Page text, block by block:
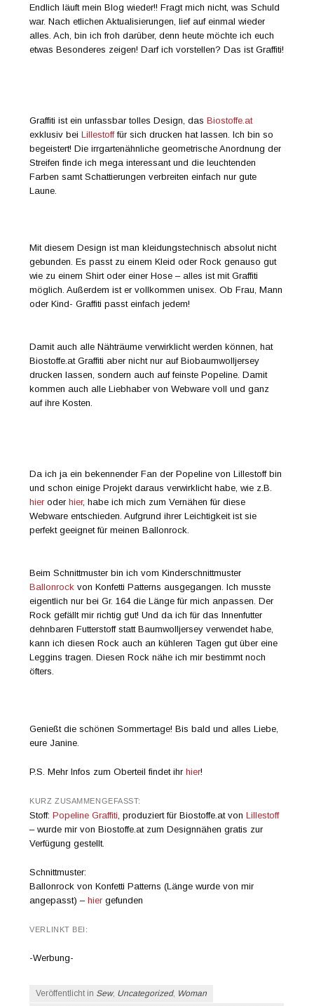
Endlich läuft mein Blog wieder!! Fragt mich nicht, was Schuld
war. Nach etlichen Aktualisierungen, lief auf einmal wieder
alles. Ach, bin ich froh darüber, denn heute möchte ich euch
etwas Besonderes zeigen! Darf ich vorstellen? Das ist Graffiti!
Graffiti ist ein unfassbar tolles Design, dasBiostoffe.at
exklusiv beiLillestofffür sich drucken hat lassen. Ich bin so
begeistert! Die irrgartenähnliche geometrische Anordnung der
Streifen finde ich mega interessant und die leuchtenden
Farben samt Schattierungen verbreiten einfach nur gute
Laune.
Mit diesem Design ist man kleidungstechnisch absolut nicht
gebunden. Es passt zu einem Kleid oder Rock genauso gut
wie zu einem Shirt oder einer Hose – alles ist mit Graffiti
möglich. Außerdem ist er vollkommen unisex. Ob Frau, Mann
oder Kind- Graffiti passt einfach jedem!
Damit auch alle Nähträume verwirklicht werden können, hat
Biostoffe.at Graffiti aber nicht nur auf Biobaumwolljersey
drucken lassen, sondern auch auf feinste Popeline. Damit
kommen auch alle Liebhaber von Webware voll und ganz
auf ihre Kosten.
Da ich ja ein bekennender Fan der Popeline von Lillestoff bin
und schon einige Projekt daraus verwirklicht habe, wie z.B.
hieroderhier, habe ich mich zum Vernähen für diese
Webware entschieden. Aufgrund ihrer Leichtigkeit ist sie
perfekt geeignet für meinen Ballonrock.
Beim Schnittmuster bin ich vom Kinderschnittmuster
Ballonrockvon Konfetti Patterns ausgegangen. Ich musste
eigentlich nur bei Gr. 164 die Länge für mich anpassen. Der
Rock gefällt mir richtig gut! Und da ich für das Innenfutter
dehnbaren Futterstoff statt Baumwolljersey verwendet habe,
kann ich diesen Rock auch an kühleren Tagen gut über eine
Leggins tragen. Diesen Rock nähe ich mir bestimmt noch
öfters.
Genießt die schönen Sommertage! Bis bald und alles Liebe,
eure Janine.
P.S. Mehr Infos zum Oberteil findet ihrhier!
KURZ ZUSAMMENGEFASST:
Stoff:Popeline Graffiti , produziert für Biostoffe.at vonLillestoff
– wurde mir von Biostoffe.at zum Designnähen gratis zur
Verfügung gestellt.
Schnittmuster:
Ballonrock von Konfetti Patterns (Länge wurde von mir
angepasst) –hier gefunden
VERLINKT BEI:
-Werbung-
Veröffentlicht in Sew, Uncategorized, Woman